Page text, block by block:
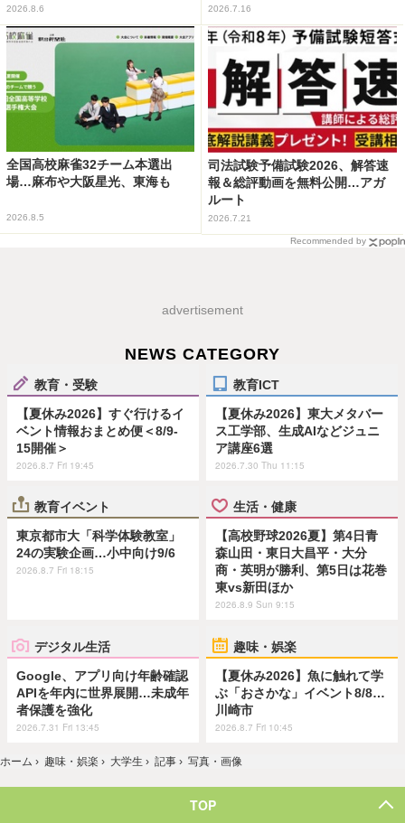
2026.8.6 2026.7.16
全国高校麻雀32チーム本選出
場…麻布や大阪星光、東海も
2026.8.5
司法試験予備試験2026、解答速
報＆総評動画を無料公開…アガ
ルート
2026.7.21
Recommended by
advertisement
NEWS CATEGORY
教育・受験
【夏休み2026】すぐ行けるイ
ベント情報おまとめ便＜8/9-
15開催＞
2026.8.7 Fri 19:45
教育ICT
【夏休み2026】東大メタバー
ス工学部、生成AIなどジュニ
ア講座6選
2026.7.30 Thu 11:15
教育イベント
東京都市大「科学体験教室」
24の実験企画…小中向け9/6
2026.8.7 Fri 18:15
生活・健康
【高校野球2026夏】第4日青
森山田・東日大昌平・大分
商・英明が勝利、第5日は花巻
東vs新田ほか
2026.8.9 Sun 9:15
デジタル生活
Google、アプリ向け年齢確認
APIを年内に世界展開…未成年
者保護を強化
2026.7.31 Fri 13:45
趣味・娯楽
【夏休み2026】魚に触れて学
ぶ「おさかな」イベント8/8…
川崎市
2026.8.7 Fri 10:45
ホーム › 趣味・娯楽 › 大学生 › 記事 › 写真・画像
TOP